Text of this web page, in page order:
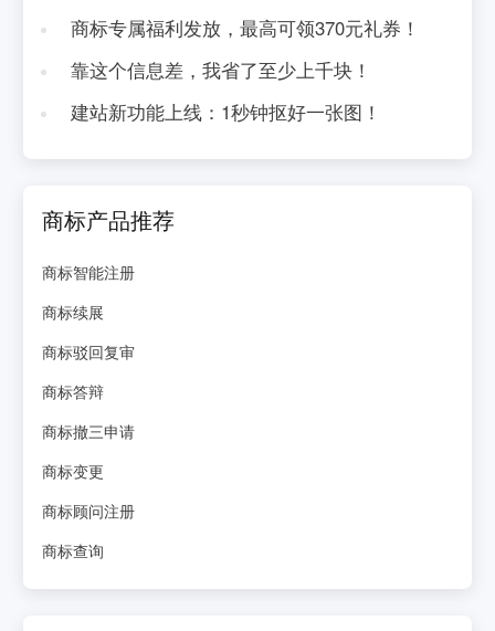
商标专属福利发放，最高可领370元礼券！
靠这个信息差，我省了至少上千块！
建站新功能上线：1秒钟抠好一张图！
商标产品推荐
商标智能注册
商标续展
商标驳回复审
商标答辩
商标撤三申请
商标变更
商标顾问注册
商标查询